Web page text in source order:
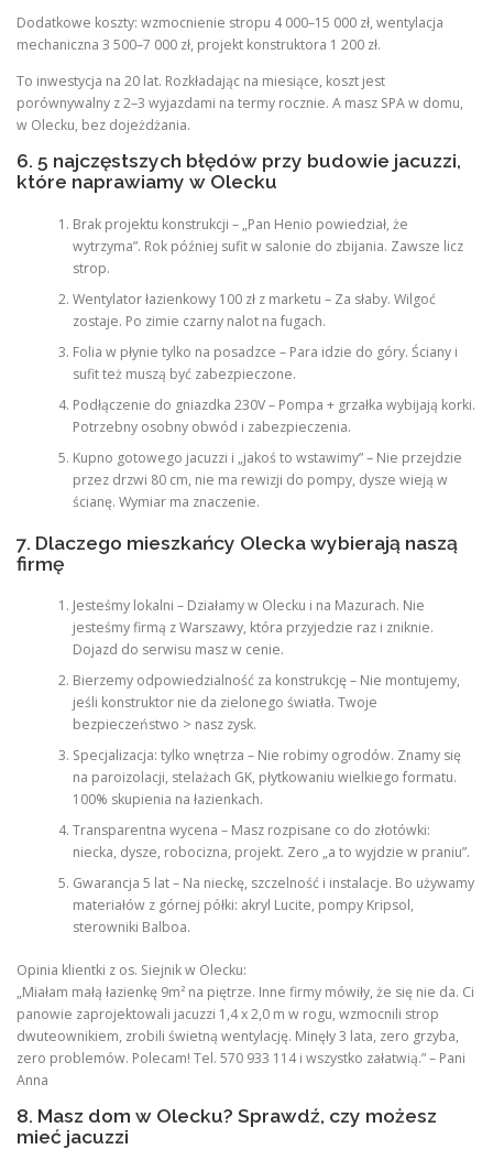
Dodatkowe koszty: wzmocnienie stropu 4 000–15 000 zł, wentylacja
mechaniczna 3 500–7 000 zł, projekt konstruktora 1 200 zł.
To inwestycja na 20 lat. Rozkładając na miesiące, koszt jest
porównywalny z 2–3 wyjazdami na termy rocznie. A masz SPA w domu,
w Olecku, bez dojeżdżania.
6. 5 najczęstszych błędów przy budowie jacuzzi,
które naprawiamy w Olecku
Brak projektu konstrukcji – „Pan Henio powiedział, że
wytrzyma”. Rok później sufit w salonie do zbijania. Zawsze licz
strop.
Wentylator łazienkowy 100 zł z marketu – Za słaby. Wilgoć
zostaje. Po zimie czarny nalot na fugach.
Folia w płynie tylko na posadzce – Para idzie do góry. Ściany i
sufit też muszą być zabezpieczone.
Podłączenie do gniazdka 230V – Pompa + grzałka wybijają korki.
Potrzebny osobny obwód i zabezpieczenia.
Kupno gotowego jacuzzi i „jakoś to wstawimy” – Nie przejdzie
przez drzwi 80 cm, nie ma rewizji do pompy, dysze wieją w
ścianę. Wymiar ma znaczenie.
7. Dlaczego mieszkańcy Olecka wybierają naszą
firmę
Jesteśmy lokalni – Działamy w Olecku i na Mazurach. Nie
jesteśmy firmą z Warszawy, która przyjedzie raz i zniknie.
Dojazd do serwisu masz w cenie.
Bierzemy odpowiedzialność za konstrukcję – Nie montujemy,
jeśli konstruktor nie da zielonego światła. Twoje
bezpieczeństwo > nasz zysk.
Specjalizacja: tylko wnętrza – Nie robimy ogrodów. Znamy się
na paroizolacji, stelażach GK, płytkowaniu wielkiego formatu.
100% skupienia na łazienkach.
Transparentna wycena – Masz rozpisane co do złotówki:
niecka, dysze, robocizna, projekt. Zero „a to wyjdzie w praniu”.
Gwarancja 5 lat – Na nieckę, szczelność i instalacje. Bo używamy
materiałów z górnej półki: akryl Lucite, pompy Kripsol,
sterowniki Balboa.
Opinia klientki z os. Siejnik w Olecku:
„Miałam małą łazienkę 9m² na piętrze. Inne firmy mówiły, że się nie da. Ci
panowie zaprojektowali jacuzzi 1,4 x 2,0 m w rogu, wzmocnili strop
dwuteownikiem, zrobili świetną wentylację. Minęły 3 lata, zero grzyba,
zero problemów. Polecam! Tel. 570 933 114 i wszystko załatwią.” – Pani
Anna
8. Masz dom w Olecku? Sprawdź, czy możesz
mieć jacuzzi